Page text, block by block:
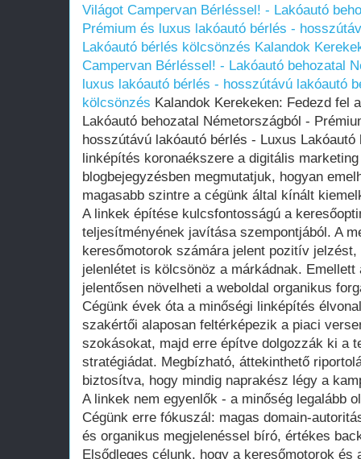
Világot Campervan Bérléssel! - Lakóautó
Prémium és luxus lakóautó bérlés -
Lakóautó bérlés kölcsönzés Kalandok
Campervan Bérléssel! - Lakóautó behozatal
luxus lakóautó bérlés - hosszútávú lakóautó
kölcsönzés Kalandok Kerekeken: Fedezd fel
Lakóautó behozatal Németországból -
hosszútávú lakóautó bérlés - Luxus
linképítés koronaékszere a digitális
blogbejegyzésben megmutatjuk, hogyan
magasabb szintre a cégünk által kínált
A linkek építése kulcsfontosságú a
teljesítményének javítása szempontjából. A
keresőmotorok számára jelent pozitív
jelenlétet is kölcsönöz a márkádnak.
jelentősen növelheti a weboldal organikus
Cégünk évek óta a minőségi linképítés
szakértői alaposan feltérképezik a piaci
szokásokat, majd erre építve dolgozzák ki a
stratégiádat. Megbízható, áttekinthető
biztosítva, hogy mindig naprakész légy a
A linkek nem egyenlők - a minőség legalább
Cégünk erre fókuszál: magas domain-
és organikus megjelenéssel bíró, értékes
Elsődleges célunk, hogy a keresőmotorok és